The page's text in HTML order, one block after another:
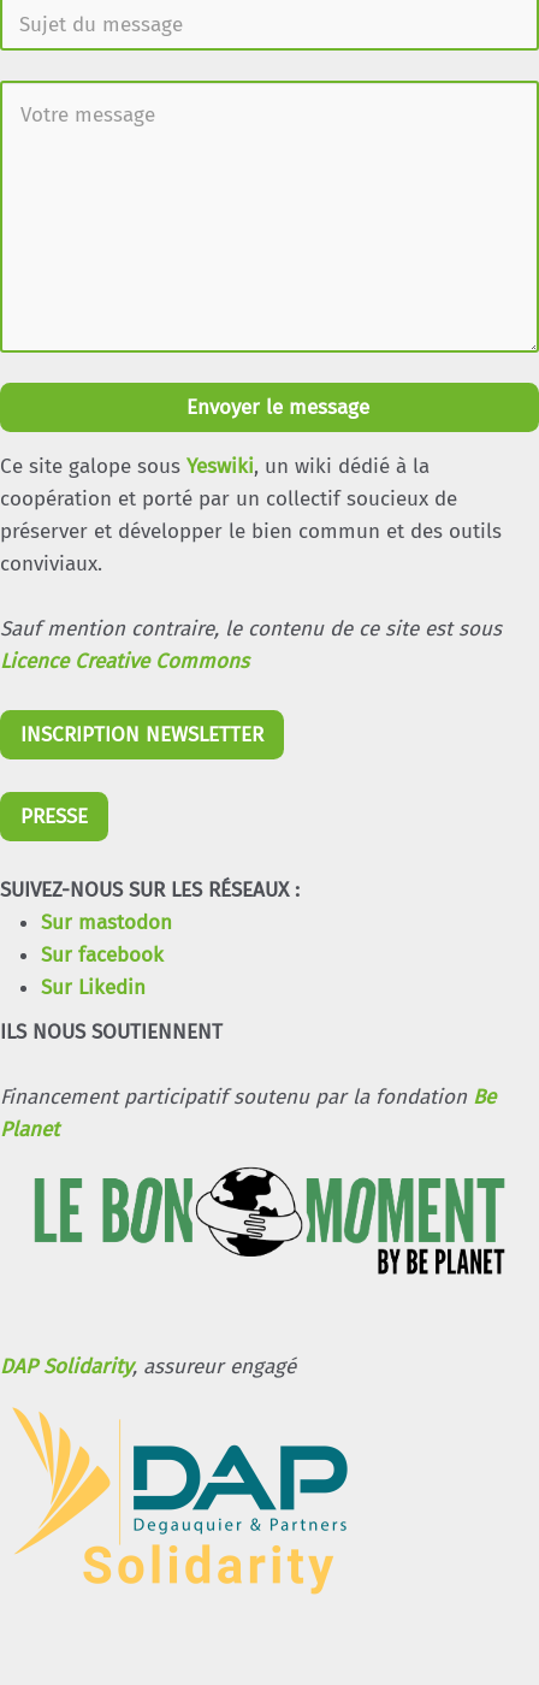
Envoyer le message
Ce site galope sous Yeswiki, un wiki dédié à la
coopération et porté par un collectif soucieux de
préserver et développer le bien commun et des outils
conviviaux.
Sauf mention contraire, le contenu de ce site est sous
Licence Creative Commons
INSCRIPTION NEWSLETTER
PRESSE
SUIVEZ-NOUS SUR LES RÉSEAUX :
Sur mastodon
Sur facebook
Sur Likedin
ILS NOUS SOUTIENNENT
Financement participatif soutenu par la fondation Be
Planet
DAP Solidarity, assureur engagé